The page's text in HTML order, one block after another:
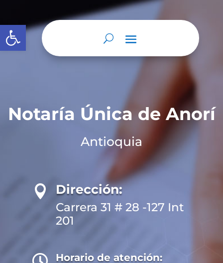
Abrir barra de herramientas
Notaría Única de Anorí
Antioquia
 Dirección:
Carrera 31 # 28 -127 Int
201
Horario de atención: